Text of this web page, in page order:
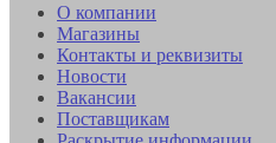
О компании
Магазины
Контакты и реквизиты
Новости
Вакансии
Поставщикам